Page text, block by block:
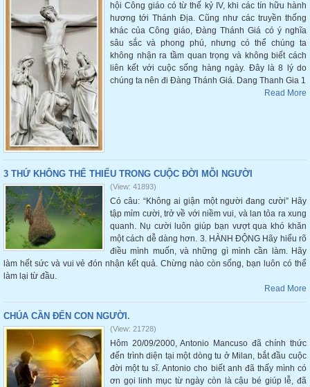
hội Công giáo có từ thế kỷ IV, khi các tín hữu hành
hương tới Thánh Địa. Cũng như các truyền thống
khác của Công giáo, Đàng Thánh Giá có ý nghĩa
sâu sắc và phong phú, nhưng có thể chúng ta
không nhận ra tầm quan trọng và không biết cách
liên kết với cuộc sống hàng ngày. Đây là 8 lý do
chúng ta nên đi Đàng Thánh Giá. Dang Thanh Gia 1
Read More
3 THỨ KHÔNG THỂ THIẾU TRONG CUỘC ĐỜI MỖI NGƯỜI
(View: 41893)
Có câu: “Không ai giận một người đang cười” Hãy
tập mỉm cười, trở về với niềm vui, và lan tỏa ra xung
quanh. Nụ cười luôn giúp bạn vượt qua khó khăn
một cách dễ dàng hơn. 3. HÀNH ĐỘNG Hãy hiểu rõ
điều mình muốn, và những gì mình cần làm. Hãy
làm hết sức và vui vẻ đón nhận kết quả. Chừng nào còn sống, bạn luôn có thể
làm lại từ đầu.
Read More
CHÚA CẦN ĐẾN CON NGƯỜI.
(View: 21728)
Hôm 20/09/2000, Antonio Mancuso đã chính thức
đến trình diện tại một dòng tu ở Milan, bắt đầu cuộc
đời một tu sĩ. Antonio cho biết anh đã thấy mình có
ơn gọi linh mục từ ngày còn là cậu bé giúp lễ, đã